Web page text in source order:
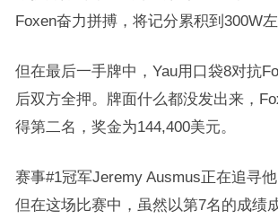
Foxen奋力拼搏，将记分累积到300W左
但在最后一手牌中，Yau用口袋8对抗
后双方全押。牌面什么都没发出来，
得第二名，奖金为144,400美元。
赛事#1冠军Jeremy Ausmus正在追寻他
但在这场比赛中，虽然以第7名的成绩